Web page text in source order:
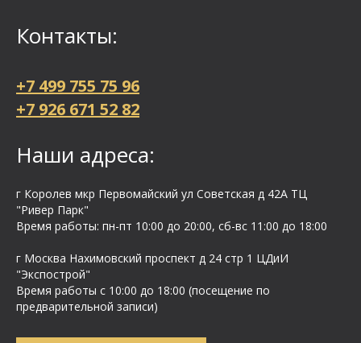
Контакты:
+7 499 755 75 96
+7 926 671 52 82
Наши адреса:
г Королев мкр Первомайский ул Cоветская д 42А ТЦ
"Ривер Парк"
Время работы: пн-пт 10:00 до 20:00, сб-вс 11:00 до 18:00
г Москва Нахимовский проспект д 24 стр 1 ЦДиИ
"Экспострой"
Время работы с 10:00 до 18:00 (посещение по
предварительной записи)